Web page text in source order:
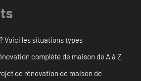
Voici les situations types
complète de maison de A à Z
de rénovation de maison de